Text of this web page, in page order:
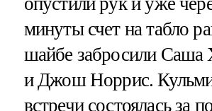
минуты счет на табло
шайбе забросили Саша
и Джош Норрис.
встречи состоялась за